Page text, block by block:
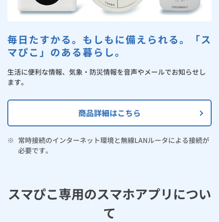
お手続きから使用開始までの流れ
簡単プラン診断
ガス炊飯器
ガスオーブン
ガス給湯器
ガス温水浴室暖房乾燥機
「カワック・ミストカワック」
乾太くん
リビング・空調
ガスファンヒーター
ガスコード
ガス栓の増設 プラスライン
発電・省エネ
スマイルーフ
エラーコード診断
取扱説明書を探す
らく得リース
らく得保証
住ミカタ・リフォーム
リノベーション「マイリノ」
住ミカタ・サービス
ホームセキュリティ
みるぴこ
便利・おトク
スマイLINK
FitDish
関西おでかけ納税
総合TOP 業務用・産業用のお客さま 企業情報
毎日たすかる。もしもに備えられる。「ス
マぴこ」のある暮らし。
生活に便利な情報、気象・防災情報を音声やメールでお知らせし
ます。
商品詳細はこちら
※ 常時接続のインターネット環境と無線LANルータによる接続が
必要です。
スマぴこ専用のスマホアプリについ
て